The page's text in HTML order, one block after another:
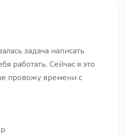
бизнес, ЦА и цели, с
и ключевыми элементами
будущих статей
задача написать
работать. Сейчас я это
провожу времени с